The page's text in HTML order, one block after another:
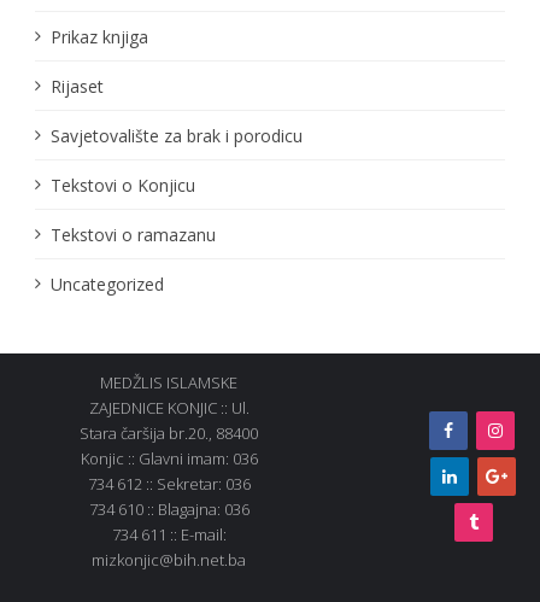
Prikaz knjiga
Rijaset
Savjetovalište za brak i porodicu
Tekstovi o Konjicu
Tekstovi o ramazanu
Uncategorized
MEDŽLIS ISLAMSKE
ZAJEDNICE KONJIC :: Ul.
Stara čaršija br.20., 88400
Konjic :: Glavni imam: 036
734 612 :: Sekretar: 036
734 610 :: Blagajna: 036
734 611 :: E-mail:
mizkonjic@bih.net.ba